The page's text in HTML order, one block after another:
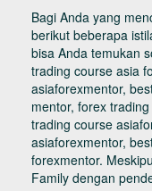
Bagi Anda yang
berikut beberapa
bisa Anda temukan
trading course asia
asiaforexmentor,
mentor, forex
trading course
asiaforexmentor,
forexmentor.
Family dengan